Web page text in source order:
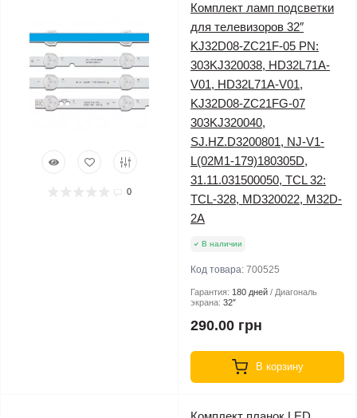
0
Комплект ламп подсветки
для телевизоров 32″
KJ32D08-ZC21F-05 PN:
303KJ320038, HD32L71A-
V01, HD32L71A-V01,
KJ32D08-ZC21FG-07
303KJ320040,
SJ.HZ.D3200801, NJ-V1-
L(02M1-179)180305D,
31.11.031500050, TCL 32:
TCL-328, MD320022, M32D-
2A
В наличии
Код товара: 700525
Гарантия: 180 дней
Диагональ
экрана: 32″
290.00 грн
В корзину